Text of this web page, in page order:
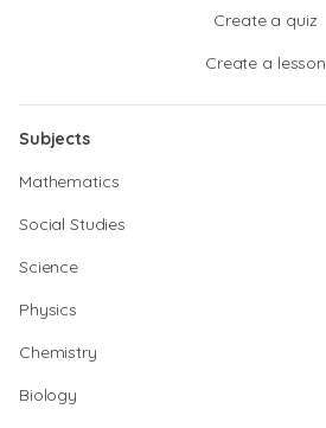
Create a quiz
Create a lesson
Subjects
Mathematics
Social Studies
Science
Physics
Chemistry
Biology